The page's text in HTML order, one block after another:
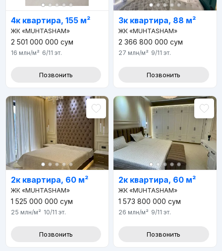
4к квартира, 155 м²
ЖК «MUHTASHAM»
2 501 000 000 сум
16 млн/м² 6/11 эт.
Позвонить
3к квартира, 88 м²
ЖК «MUHTASHAM»
2 366 800 000 сум
27 млн/м² 9/11 эт.
Позвонить
2к квартира, 60 м²
ЖК «MUHTASHAM»
1 525 000 000 сум
25 млн/м² 10/11 эт.
Позвонить
2к квартира, 60 м²
ЖК «MUHTASHAM»
1 573 800 000 сум
26 млн/м² 9/11 эт.
Позвонить